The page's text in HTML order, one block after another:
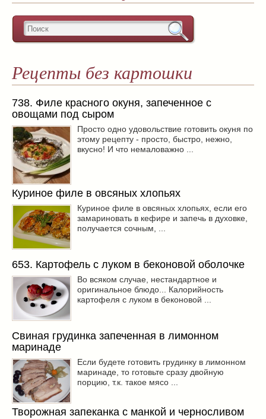
Рецепты без картошки
738. Филе красного окуня, запеченное с
овощами под сыром
Просто одно удовольствие готовить окуня по
этому рецепту - просто, быстро, нежно,
вкусно! И что немаловажно ...
Куриное филе в овсяных хлопьях
Куриное филе в овсяных хлопьях, если его
замариновать в кефире и запечь в духовке,
получается сочным, ...
653. Картофель с луком в беконовой оболочке
Во всяком случае, нестандартное и
оригинальное блюдо... Калорийность
картофеля с луком в беконовой ...
Свиная грудинка запеченная в лимонном
маринаде
Если будете готовить грудинку в лимонном
маринаде, то готовьте сразу двойную
порцию, т.к. такое мясо ...
Творожная запеканка с манкой и черносливом